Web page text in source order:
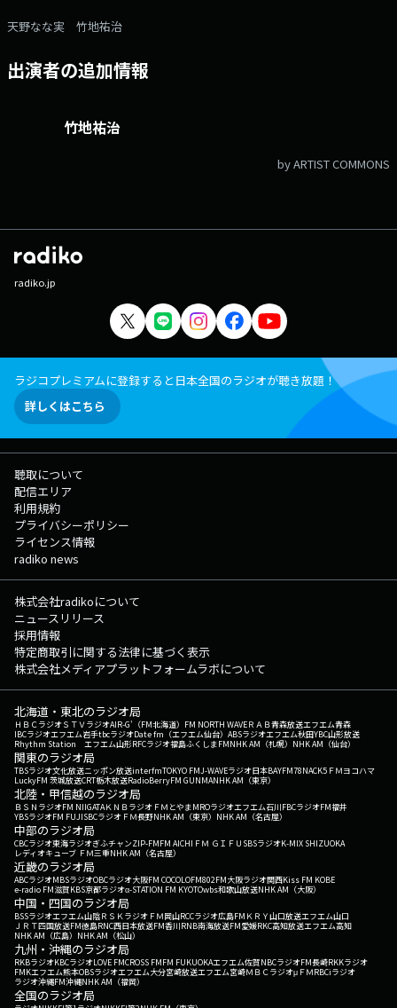
天野なな実 竹地祐治
出演者の追加情報
竹地祐治
by ARTIST COMMONS
radiko.jp
ラジコプレミアムに登録すると日本全国のラジオが聴き放題！
詳しくはこちら
聴取について
配信エリア
利用規約
プライバシーポリシー
ライセンス情報
radiko news
株式会社radikoについて
ニュースリリース
採用情報
特定商取引に関する法律に基づく表示
株式会社メディアプラットフォームラボについて
北海道・東北のラジオ局
ＨＢＣラジオＳＴＶラジオAIR-G'（FM北海道） FM NORTH WAVEＲＡＢ青森放送エフエム青森
IBCラジオエフエム岩手tbcラジオDate fm（エフエム仙台） ABSラジオエフエム秋田YBC山形放送
Rhythm Station エフエム山形RFCラジオ福島ふくしまFMNHK AM（札幌） NHK AM（仙台）
関東のラジオ局
TBSラジオ文化放送ニッポン放送interfmTOKYO FMJ-WAVEラジオ日本BAYFM78NACK5 ＦＭヨコハマ
LuckyFM 茨城放送CRT栃木放送RadioBerryFM GUNMANHK AM（東京）
北陸・甲信越のラジオ局
ＢＳＮラジオFM NIIGATAＫＮＢラジオ ＦＭとやまMROラジオエフエム石川FBCラジオFM福井
YBSラジオFM FUJISBCラジオ ＦＭ長野NHK AM（東京） NHK AM（名古屋）
中部のラジオ局
CBCラジオ東海ラジオぎふチャンZIP-FMFM AICHI ＦＭ ＧＩＦＵ SBSラジオK-MIX SHIZUOKA
レディオキューブ ＦＭ三重NHK AM（名古屋）
近畿のラジオ局
ABCラジオMBSラジオOBCラジオ大阪FM COCOLOFM802FM大阪ラジオ関西Kiss FM KOBE
e-radio FM滋賀KBS京都ラジオα-STATION FM KYOTOwbs和歌山放送NHK AM（大阪）
中国・四国のラジオ局
BSSラジオエフエム山陰ＲＳＫラジオ ＦＭ岡山RCCラジオ広島FM ＫＲＹ山口放送エフエム山口
ＪＲＴ四国放送FM徳島RNC西日本放送FM香川RNB南海放送FM愛媛RKC高知放送エフエム高知
NHK AM（広島） NHK AM（松山）
九州・沖縄のラジオ局
RKBラジオKBCラジオLOVE FMCROSS FMFM FUKUOKAエフエム佐賀NBCラジオFM長崎RKKラジオ
FMKエフエム熊本OBSラジオエフエム大分宮崎放送エフエム宮崎ＭＢＣラジオμＦＭRBCiラジオ
ラジオ沖縄FM沖縄NHK AM（福岡）
全国のラジオ局